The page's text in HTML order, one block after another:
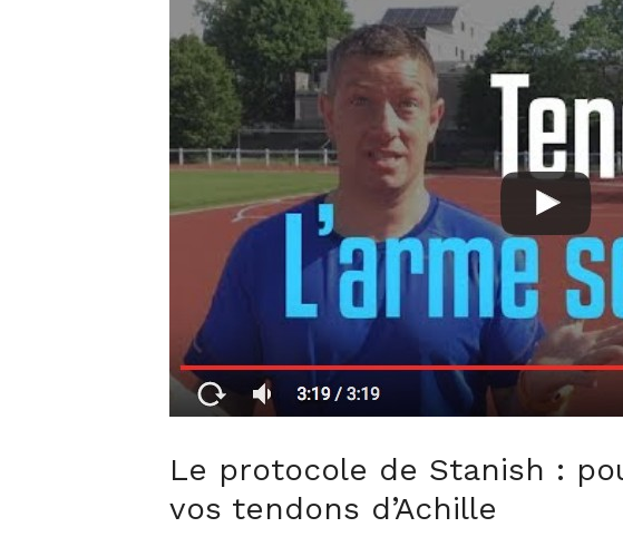
Le protocole de Stanish :
vos tendons d’Achille